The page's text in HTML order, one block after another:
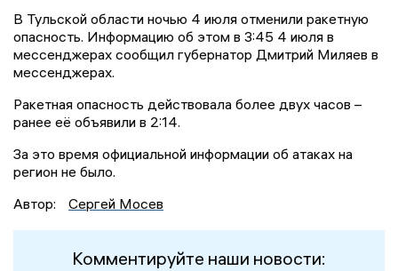
В Тульской области ночью 4 июля отменили ракетную
опасность. Информацию об этом в 3:45 4 июля в
мессенджерах сообщил губернатор Дмитрий Миляев в
мессенджерах.
Ракетная опасность действовала более двух часов –
ранее её объявили в 2:14.
За это время официальной информации об атаках на
регион не было.
Автор:
Сергей Мосев
Комментируйте наши новости: